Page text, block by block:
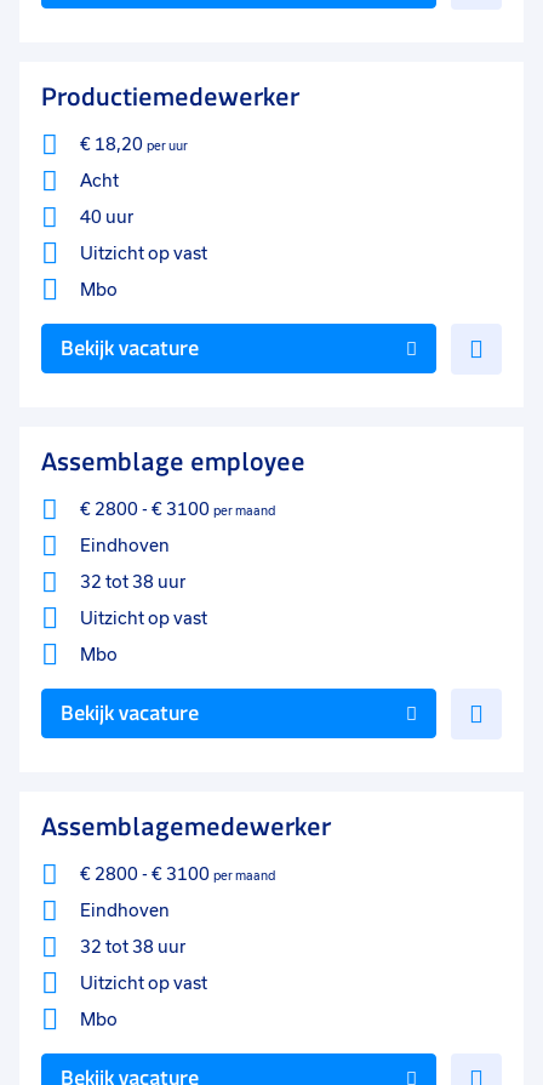
Productiemedewerker
€ 18,20 per uur
Acht
40 uur
Uitzicht op vast
Mbo
Bekijk vacature
Assemblage employee
€ 2800- € 3100 per maand
Eindhoven
32 tot 38 uur
Uitzicht op vast
Mbo
Bekijk vacature
Assemblagemedewerker
€ 2800- € 3100 per maand
Eindhoven
32 tot 38 uur
Uitzicht op vast
Mbo
Bekijk vacature